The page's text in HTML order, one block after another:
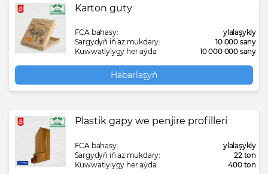
Karton guty
FCA bahasy:
ylalaşykly
Sargydyň iň az mukdary:
10 000 sany
Kuwwatlylygy her aýda:
10 000 000 sany
Habarlaşyň
Plastik gapy we penjire profilleri
FCA bahasy:
ylalaşykly
Sargydyň iň az mukdary:
22 ton
Kuwwatlylygy her aýda:
400 ton